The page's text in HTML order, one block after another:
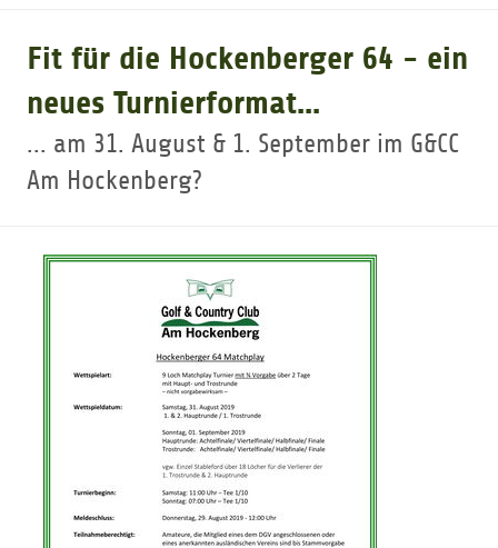
GOLFTURNIERE
GOLF CARD
GOLFEINSTEIGER
Fit für die Hockenberger 64 - ein
neues Turnierformat...
... am 31. August & 1. September im G&CC
Am Hockenberg?